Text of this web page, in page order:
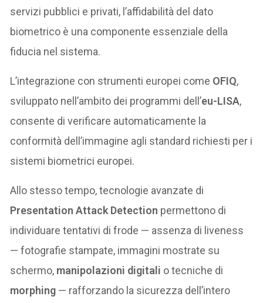
servizi pubblici e privati, l’affidabilità del dato
biometrico è una componente essenziale della
fiducia nel sistema.
L’integrazione con strumenti europei come OFIQ,
sviluppato nell’ambito dei programmi dell’eu-LISA,
consente di verificare automaticamente la
conformità dell’immagine agli standard richiesti per i
sistemi biometrici europei.
Allo stesso tempo, tecnologie avanzate di
Presentation Attack Detection permettono di
individuare tentativi di frode — assenza di liveness
— fotografie stampate, immagini mostrate su
schermo, manipolazioni digitali o tecniche di
morphing — rafforzando la sicurezza dell’intero